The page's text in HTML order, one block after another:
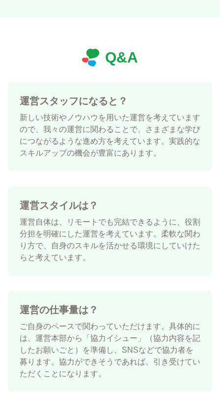
Q&A
運営スタッフになると？
新しい技術やノウハウを用いた運営を考えています
ので、我々の運営に関わることで、さまざまな学び
につながるような進め方を考えています。実践的な
スキルアップの機会が豊富にあります。
運営スタイルは？
運営自体は、リモートでも完結できるように、役割
分担を明確にした運営を考えています。柔軟な関わ
り方で、自身のスキルを活かせる環境にしていけた
らと考えています。
運営の仕事量は？
ご自身のペースで関わっていただけます。具体的に
は、運営本部から「協力イシュー」（協力内容を記
したお願いごと）を準備し、SNSなどで協力者を
募ります。協力ができそうであれば、引き受けてい
ただくことになります。